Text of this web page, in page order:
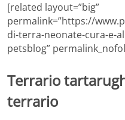
[related layout=”big”
permalink=”https://
di-terra-neonate-cura-e-
petsblog”
Terrario
terrario